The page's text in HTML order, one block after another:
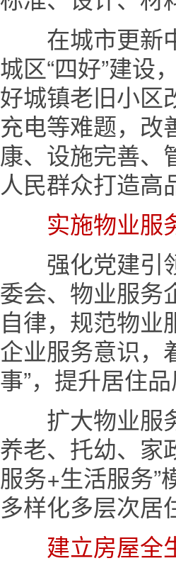
在城市更新中
城区“四好”建设
好城镇老旧小区
充电等难题，改
康、设施完善、
人民群众打造高
实施物业服
强化党建引领
委会、物业服务
自律，规范物业
企业服务意识，
事”，提升居住品
扩大物业服务
养老、托幼、家
服务+生活服务”
多样化多层次居
建立房屋全